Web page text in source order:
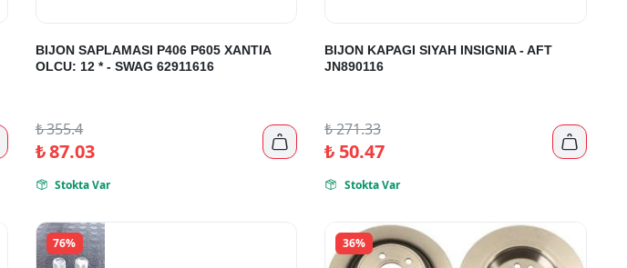
BIJON SAPLAMASI P406 P605 XANTIA
OLCU: 12 * - SWAG 62911616
₺355.4
₺87.03 
 Stokta Var
BIJON KAPAGI SIYAH INSIGNIA - AFT
JN890116
₺271.33
₺ 50.47 
 Stokta Var
76% 36%